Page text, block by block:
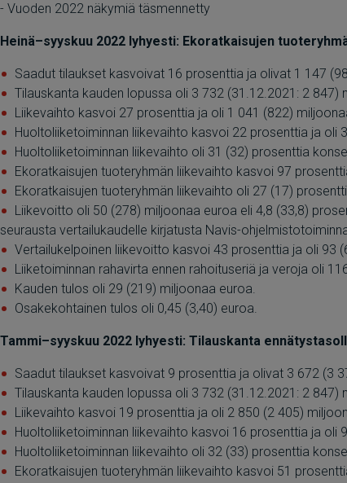
- Vuoden 2022 näkymiä täsmennetty
Heinä–syyskuu 2022 lyhyesti: Ekoratkaisujen
Saadut tilaukset kasvoivat 16 prosenttia ja olivat 1 147
Tilauskanta kauden lopussa oli 3 732 (31.12.2021: 2 847)
Liikevaihto kasvoi 27 prosenttia ja oli 1 041 (822)
Huoltoliiketoiminnan liikevaihto kasvoi 22 prosenttia ja oli
Huoltoliiketoiminnan liikevaihto oli 31 (32) prosenttia
Ekoratkaisujen tuoteryhmän liikevaihto kasvoi 97
Ekoratkaisujen tuoteryhmän liikevaihto oli 27 (17)
Liikevoitto oli 50 (278) miljoonaa euroa eli 4,8 (33,8)
seurausta vertailukaudelle kirjatusta Navis-
Vertailukelpoinen liikevoitto kasvoi 43 prosenttia ja oli 93
Liiketoiminnan rahavirta ennen rahoituseriä ja veroja oli
Kauden tulos oli 29 (219) miljoonaa euroa.
Osakekohtainen tulos oli 0,45 (3,40) euroa.
Tammi–syyskuu 2022 lyhyesti: Tilauskanta
Saadut tilaukset kasvoivat 9 prosenttia ja olivat 3 672 (3
Tilauskanta kauden lopussa oli 3 732 (31.12.2021: 2 847)
Liikevaihto kasvoi 19 prosenttia ja oli 2 850 (2 405)
Huoltoliiketoiminnan liikevaihto kasvoi 16 prosenttia ja oli
Huoltoliiketoiminnan liikevaihto oli 32 (33) prosenttia
Ekoratkaisujen tuoteryhmän liikevaihto kasvoi 51